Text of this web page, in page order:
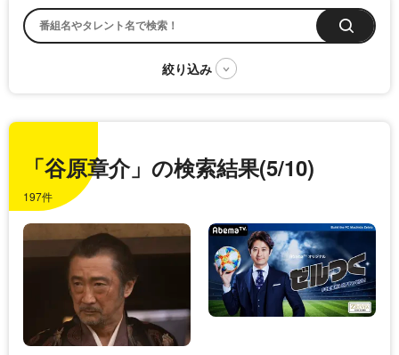
「谷原章介」の検索結果(5/10)
197件